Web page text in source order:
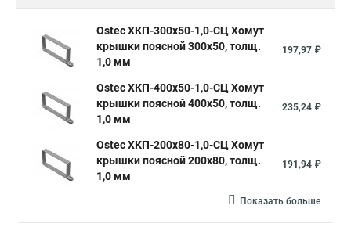
толщ. 0,7 мм
Ostec КЛЗТ-400х15х3000-0,7-
400х15х3000, толщ. 0,7 мм
Аналоги по цене
Ostec ХКП-300х50-1,0-СЦ Хомут
197,97 ₽